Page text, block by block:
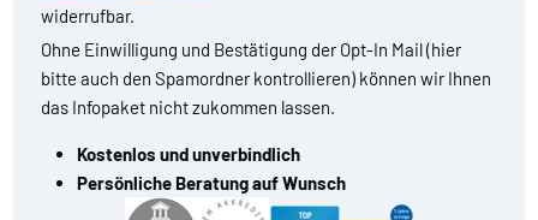
widerrufbar.
Ohne Einwilligung und Bestätigung der Opt-In Mail (hier
bitte auch den Spamordner kontrollieren) können wir Ihnen
das Infopaket nicht zukommen lassen.
Kostenlos und unverbindlich
Persönliche Beratung auf Wunsch